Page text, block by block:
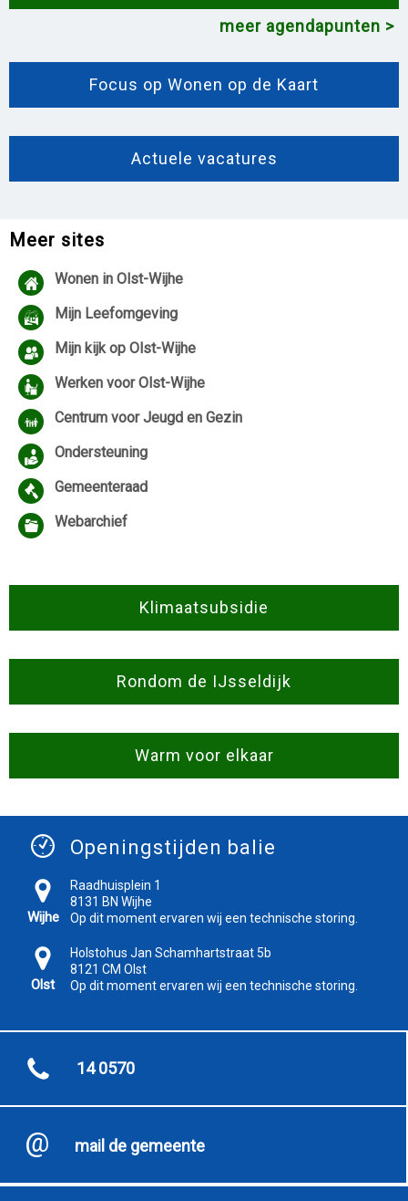
meer agendapunten
Focus op Wonen op de Kaart
Actuele vacatures
Meer sites
Wonen in Olst-Wijhe
Mijn Leefomgeving
Mijn kijk op Olst-Wijhe
Werken voor Olst-Wijhe
Centrum voor Jeugd en Gezin
Ondersteuning
Gemeenteraad
Webarchief
Klimaatsubsidie
Rondom de IJsseldijk
Warm voor elkaar
Openingstijden balie
Wijhe
Raadhuisplein 1
8131 BN Wijhe
Op dit moment ervaren wij een technische storing.
Olst
Holstohus Jan Schamhartstraat 5b
8121 CM Olst
Op dit moment ervaren wij een technische storing.
14 0570
mail de gemeente